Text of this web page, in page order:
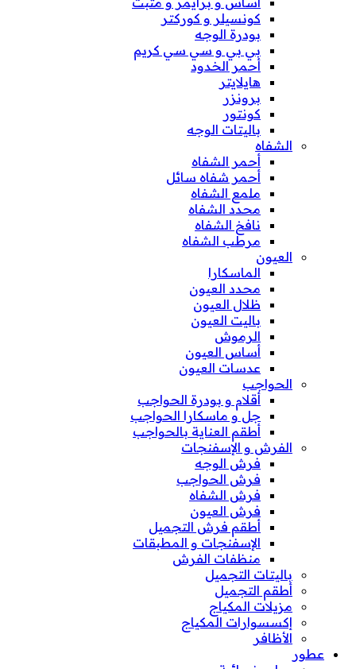
كونسيلر و كوركتر
بودرة الوجه
بي بي و سي سي كريم
أحمر الخدود
هايلايتر
برونزر
كونتور
باليتات الوجه
الشفاه
أحمر الشفاه
أحمر شفاه سائل
ملمع الشفاه
محدد الشفاه
نافخ الشفاه
مرطب الشفاه
العيون
الماسكارا
محدد العيون
ظلال العيون
باليت العيون
الرموش
أساس العيون
عدسات العيون
الحواجب
أقلام و بودرة الحواجب
جل و ماسكارا الحواجب
أطقم العناية بالحواجب
الفرش و الإسفنجات
فرش الوجه
فرش الحواجب
فرش الشفاه
فرش العيون
أطقم فرش التجميل
الإسفنجات و المطبقات
منظفات الفرش
باليتات التجميل
أطقم التجميل
مزيلات المكياج
إكسسوارات المكياج
الأظافر
عطور